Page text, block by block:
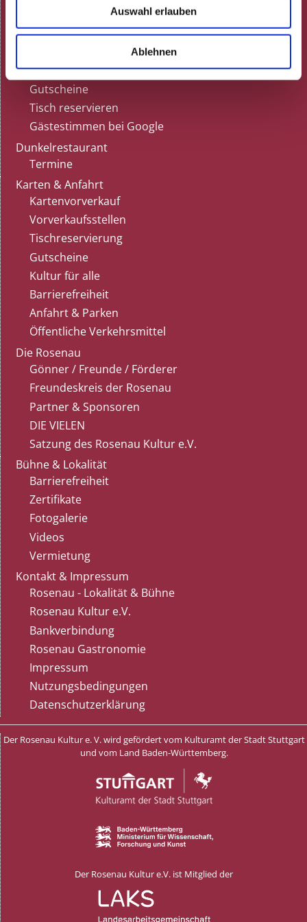
Auswahl erlauben
Ablehnen
Gastronomie
Feiern
Gutscheine
Tisch reservieren
Gästestimmen bei Google
Dunkelrestaurant
Termine
Karten & Anfahrt
Kartenvorverkauf
Vorverkaufsstellen
Tischreservierung
Gutscheine
Kultur für alle
Barrierefreiheit
Anfahrt & Parken
Öffentliche Verkehrsmittel
Die Rosenau
Gönner / Freunde / Förderer
Freundeskreis der Rosenau
Partner & Sponsoren
DIE VIELEN
Satzung des Rosenau Kultur e.V.
Bühne & Lokalität
Barrierefreiheit
Zertifikate
Fotogalerie
Videos
Vermietung
Kontakt & Impressum
Rosenau - Lokalität & Bühne
Rosenau Kultur e.V.
Bankverbindung
Rosenau Gastronomie
Impressum
Nutzungsbedingungen
Datenschutzerklärung
Der Rosenau Kultur e. V. wird gefördert vom Kulturamt der Stadt Stuttgart
und vom Land Baden-Württemberg.
Der Rosenau Kultur e.V. ist Mitglied der